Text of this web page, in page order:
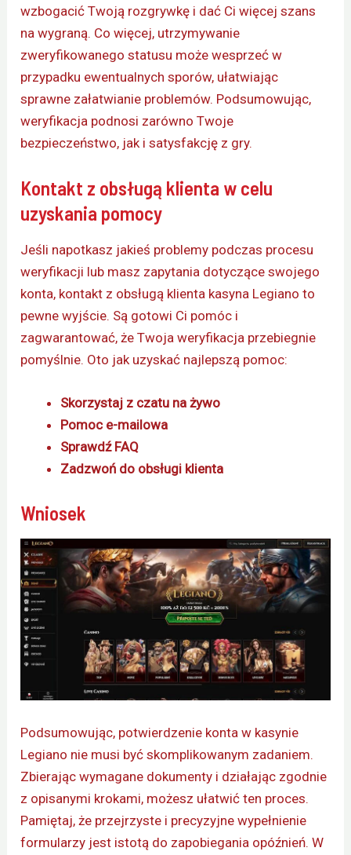
wzbogacić Twoją rozgrywkę i dać Ci więcej szans
na wygraną. Co więcej, utrzymywanie
zweryfikowanego statusu może wesprzeć w
przypadku ewentualnych sporów, ułatwiając
sprawne załatwianie problemów. Podsumowując,
weryfikacja podnosi zarówno Twoje
bezpieczeństwo, jak i satysfakcję z gry.
Kontakt z obsługą klienta w celu
uzyskania pomocy
Jeśli napotkasz jakieś problemy podczas procesu
weryfikacji lub masz zapytania dotyczące swojego
konta, kontakt z obsługą klienta kasyna Legiano to
pewne wyjście. Są gotowi Ci pomóc i
zagwarantować, że Twoja weryfikacja przebiegnie
pomyślnie. Oto jak uzyskać najlepszą pomoc:
Skorzystaj z czatu na żywo
Pomoc e-mailowa
Sprawdź FAQ
Zadzwoń do obsługi klienta
Wniosek
Podsumowując, potwierdzenie konta w kasynie
Legiano nie musi być skomplikowanym zadaniem.
Zbierając wymagane dokumenty i działając zgodnie
z opisanymi krokami, możesz ułatwić ten proces.
Pamiętaj, że przejrzyste i precyzyjne wypełnienie
formularzy jest istotą do zapobiegania opóźnień. W